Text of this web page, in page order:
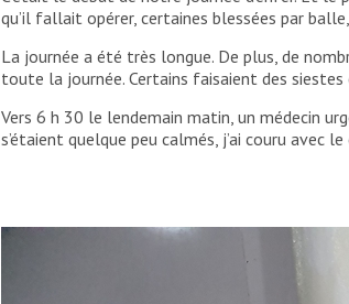
qu’il fallait opérer, certaines blessées par
La journée a été très longue. De plus, de
toute la journée. Certains faisaient des
Vers 6 h 30 le lendemain matin, un médecin
s’étaient quelque peu calmés, j’ai couru avec